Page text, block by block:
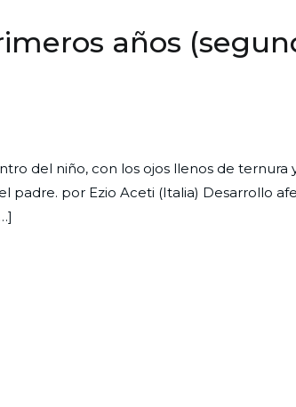
años
del niño, con los ojos llenos de ternura
padre. por Ezio Aceti (Italia) Desarrollo